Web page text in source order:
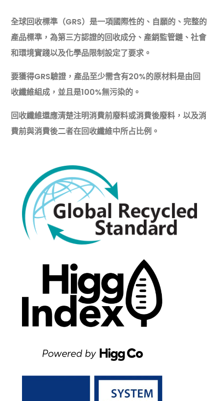
全球回收標準（GRS）是一項國際性的、自願的、完整的
產品標準，為第三方認證的回收成分、產銷監管鏈、社會
和環境實踐以及化學品限制設定了要求。
要獲得GRS驗證，產品至少需含有20%的原材料是由回
收纖維組成，並且是100%無污染的。
回收纖維還應清楚注明消費前廢料或消費後廢料，以及消
費前與消費後二者在回收纖維中所占比例。